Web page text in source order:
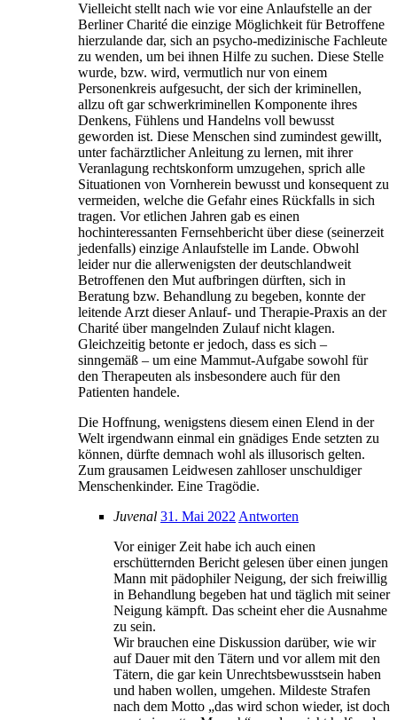
Vielleicht stellt nach wie vor eine Anlaufstelle an der
Berliner Charité die einzige Möglichkeit für Betroffene
hierzulande dar, sich an psycho-medizinische Fachleute
zu wenden, um bei ihnen Hilfe zu suchen. Diese Stelle
wurde, bzw. wird, vermutlich nur von einem
Personenkreis aufgesucht, der sich der kriminellen,
allzu oft gar schwerkriminellen Komponente ihres
Denkens, Fühlens und Handelns voll bewusst
geworden ist. Diese Menschen sind zumindest gewillt,
unter fachärztlicher Anleitung zu lernen, mit ihrer
Veranlagung rechtskonform umzugehen, sprich alle
Situationen von Vornherein bewusst und konsequent zu
vermeiden, welche die Gefahr eines Rückfalls in sich
tragen. Vor etlichen Jahren gab es einen
hochinteressanten Fernsehbericht über diese (seinerzeit
jedenfalls) einzige Anlaufstelle im Lande. Obwohl
leider nur die allerwenigsten der deutschlandweit
Betroffenen den Mut aufbringen dürften, sich in
Beratung bzw. Behandlung zu begeben, konnte der
leitende Arzt dieser Anlauf- und Therapie-Praxis an der
Charité über mangelnden Zulauf nicht klagen.
Gleichzeitig betonte er jedoch, dass es sich –
sinngemäß – um eine Mammut-Aufgabe sowohl für
den Therapeuten als insbesondere auch für den
Patienten handele.
Die Hoffnung, wenigstens diesem einen Elend in der
Welt irgendwann einmal ein gnädiges Ende setzten zu
können, dürfte demnach wohl als illusorisch gelten.
Zum grausamen Leidwesen zahlloser unschuldiger
Menschenkinder. Eine Tragödie.
Juvenal 31. Mai 2022 Antworten
Vor einiger Zeit habe ich auch einen
erschütternden Bericht gelesen über einen jungen
Mann mit pädophiler Neigung, der sich freiwillig
in Behandlung begeben hat und täglich mit seiner
Neigung kämpft. Das scheint eher die Ausnahme
zu sein.
Wir brauchen eine Diskussion darüber, wie wir
auf Dauer mit den Tätern und vor allem mit den
Tätern, die gar kein Unrechtsbewusstsein haben
und haben wollen, umgehen. Mildeste Strafen
nach dem Motto „das wird schon wieder, ist doch